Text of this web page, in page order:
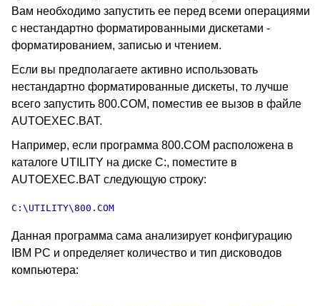
Вам необходимо запустить ее перед всеми операциями
с нестандартно форматированными дискетами -
форматированием, записью и чтением.
Если вы предполагаете активно использовать
нестандартно форматированные дискеты, то лучше
всего запустить 800.COM, поместив ее вызов в файле
AUTOEXEC.BAT.
Например, если программа 800.COM расположена в
каталоге UTILITY на диске С:, поместите в
AUTOEXEC.BAT следующую строку:
C:\UTILITY\800.COM
Данная программа сама анализирует конфигурацию
IBM PC и определяет количество и тип дисководов
компьютера: